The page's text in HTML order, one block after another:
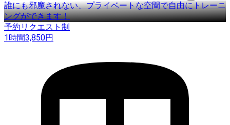
誰にも邪魔されない、プライベートな空間で自由にトレーニ
ングができます！
予約リクエスト制
1時間3,850円